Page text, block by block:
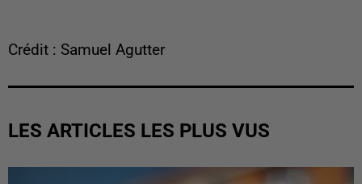
Crédit : Samuel Agutter
LES ARTICLES LES PLUS VUS